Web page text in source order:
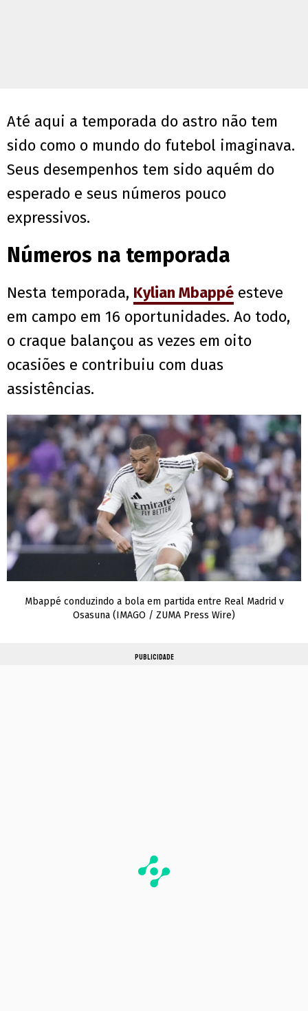
Até aqui a temporada do astro não tem
sido como o mundo do futebol imaginava.
Seus desempenhos tem sido aquém do
esperado e seus números pouco
expressivos.
Números na temporada
Nesta temporada, Kylian Mbappé esteve
em campo em 16 oportunidades. Ao todo,
o craque balançou as vezes em oito
ocasiões e contribuiu com duas
assistências.
Mbappé conduzindo a bola em partida entre Real Madrid v
Osasuna (IMAGO / ZUMA Press Wire)
PUBLICIDADE